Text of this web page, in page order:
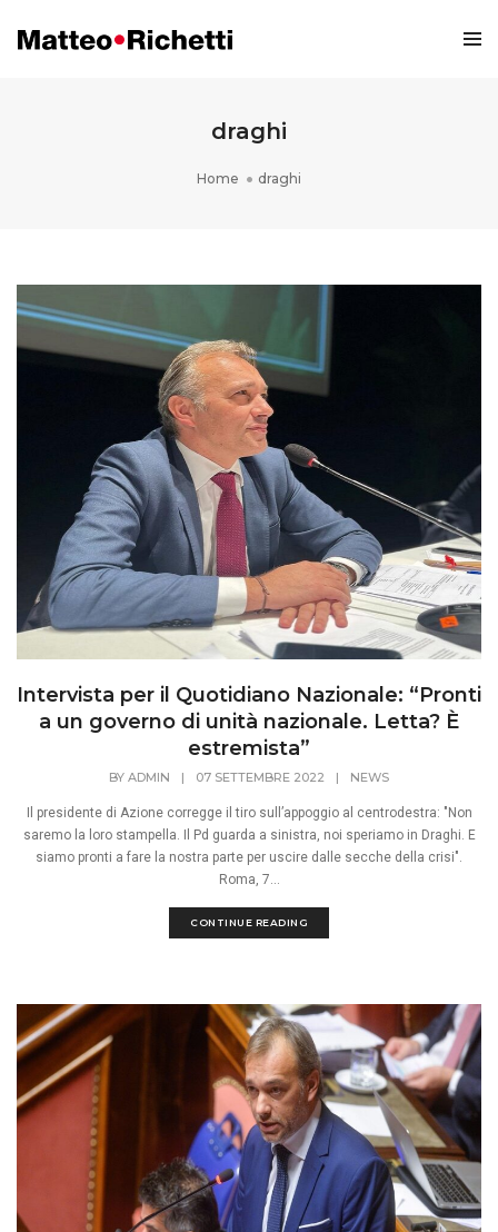
draghi
Home draghi
Intervista per il Quotidiano Nazionale: “Pronti
a un governo di unità nazionale. Letta? È
estremista”
BY ADMIN | 07 SETTEMBRE 2022 | NEWS
Il presidente di Azione corregge il tiro sull’appoggio al centrodestra: "Non
saremo la loro stampella. Il Pd guarda a sinistra, noi speriamo in Draghi. E
siamo pronti a fare la nostra parte per uscire dalle secche della crisi".
Roma, 7...
CONTINUE READING